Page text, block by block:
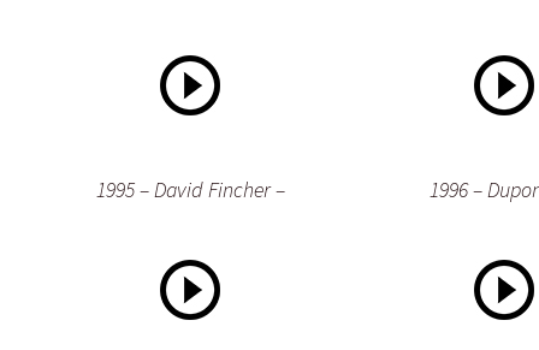
1995 – David Fincher – 1996 –